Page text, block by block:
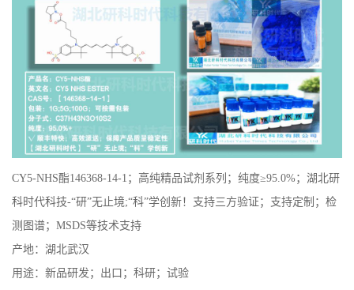
CY5-NHS酯146368-14-1；高纯精品试剂系列；纯度≥95.0%；湖北研
科时代科技-“研”无止境;“科”学创新！支持三方验证；支持定制；检
测图谱；MSDS等技术支持
产地：湖北武汉
用途：新品研发；出口；科研；试验